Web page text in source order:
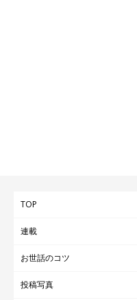
TOP
連載
お世話のコツ
投稿写真